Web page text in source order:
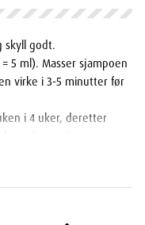
skyll godt.
5 ml). Masser sjampoen
virke i 3-5 minutter før
i 4 uker, deretter
så lenge det anses
ikke er bedret etter 4